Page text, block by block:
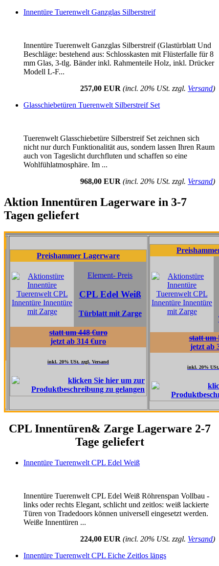
Innentüre Tuerenwelt Ganzglas Silberstreif
Innentüre Tuerenwelt Ganzglas Silberstreif (Glastürblatt Und
Beschläge: bestehend aus: Schlosskasten mit Flüsterfalle für 8
mm Glas, 3-tlg. Bänder inkl. Rahmenteile Holz, inkl. Drücker
Modell L-F...
257,00 EUR (incl. 20% USt. zzgl. Versand)
Glasschiebetüren Tuerenwelt Silberstreif Set
Tuerenwelt Glasschiebetüre Silberstreif Set zeichnen sich
nicht nur durch Funktionalität aus, sondern lassen Ihren Raum
auch von Tageslicht durchfluten und schaffen so eine
Wohlfühlatmosphäre. Im ...
968,00 EUR (incl. 20% USt. zzgl. Versand)
Aktion Innentüren Lagerware in 3-7
Tagen geliefert
Preishammer Lagerware
Element- Preis
CPL Edel Weiß
Türblatt mit Zarge
statt um 448 €uro
jetzt ab 314 €uro
inkl. 20% USt. zzgl. Versand
Preishammer
CPL
Türblatt
statt um 517 €uro
jetzt ab 362 €uro
inkl. 20% USt. zzgl. Versand
CPL Innentüren& Zarge Lagerware 2-7
Tage geliefert
Innentüre Tuerenwelt CPL Edel Weiß
Innentüre Tuerenwelt CPL Edel Weiß Röhrenspan Vollbau -
links oder rechts Elegant, schlicht und zeitlos: weiß lackierte
Türen von Tradedoors können universell eingesetzt werden.
Weiße Innentüren ...
224,00 EUR (incl. 20% USt. zzgl. Versand)
Innentüre Tuerenwelt CPL Eiche Zeitlos längs